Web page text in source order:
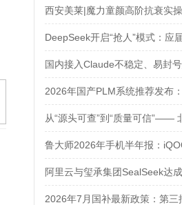
西安美莱|魔力童颜高阶抗衰实
锁自然年轻新姿态
DeepSeek开启“抢人”模式：应
万，法务岗高达160万！
国内接入Claude不稳定、易封
大AI中转服务API接入对比
2026年国产PLM系统推荐发布
得信赖的合作伙伴？
从“源头可查”到“质量可信”——
糖尿病项目如何实现“药品级质
鲁大师2026年手机半年报：
榜，天玑9500统治延续，OPPO
榜冠军
阿里云与玺承集团SealSeek达
作，共建电商AI新生态
2026年7月国补最新政策：第三